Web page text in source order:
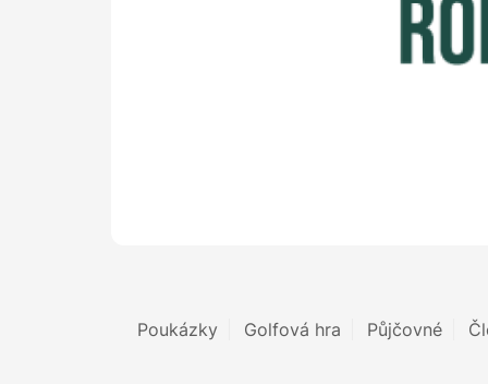
Poukázky Golfová hra Půjčovné